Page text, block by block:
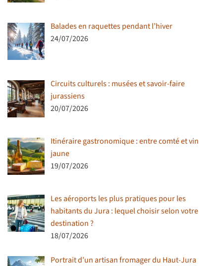
Balades en raquettes pendant l’hiver
24/07/2026
Circuits culturels : musées et savoir-faire
jurassiens
20/07/2026
Itinéraire gastronomique : entre comté et vin
jaune
19/07/2026
Les aéroports les plus pratiques pour les
habitants du Jura : lequel choisir selon votre
destination ?
18/07/2026
Portrait d’un artisan fromager du Haut-Jura